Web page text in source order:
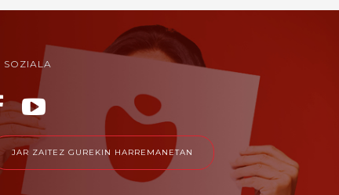
SOZIALA
JAR ZAITEZ GUREKIN HARREMANETAN